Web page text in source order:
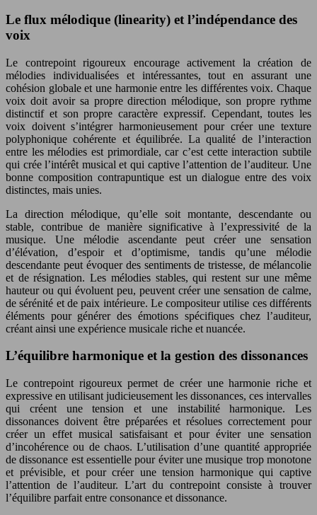
Le flux mélodique (linearity) et l’indépendance des
voix
Le contrepoint rigoureux encourage activement la création de
mélodies individualisées et intéressantes, tout en assurant une
cohésion globale et une harmonie entre les différentes voix. Chaque
voix doit avoir sa propre direction mélodique, son propre rythme
distinctif et son propre caractère expressif. Cependant, toutes les
voix doivent s’intégrer harmonieusement pour créer une texture
polyphonique cohérente et équilibrée. La qualité de l’interaction
entre les mélodies est primordiale, car c’est cette interaction subtile
qui crée l’intérêt musical et qui captive l’attention de l’auditeur. Une
bonne composition contrapuntique est un dialogue entre des voix
distinctes, mais unies.
La direction mélodique, qu’elle soit montante, descendante ou
stable, contribue de manière significative à l’expressivité de la
musique. Une mélodie ascendante peut créer une sensation
d’élévation, d’espoir et d’optimisme, tandis qu’une mélodie
descendante peut évoquer des sentiments de tristesse, de mélancolie
et de résignation. Les mélodies stables, qui restent sur une même
hauteur ou qui évoluent peu, peuvent créer une sensation de calme,
de sérénité et de paix intérieure. Le compositeur utilise ces différents
éléments pour générer des émotions spécifiques chez l’auditeur,
créant ainsi une expérience musicale riche et nuancée.
L’équilibre harmonique et la gestion des dissonances
Le contrepoint rigoureux permet de créer une harmonie riche et
expressive en utilisant judicieusement les dissonances, ces intervalles
qui créent une tension et une instabilité harmonique. Les
dissonances doivent être préparées et résolues correctement pour
créer un effet musical satisfaisant et pour éviter une sensation
d’incohérence ou de chaos. L’utilisation d’une quantité appropriée
de dissonance est essentielle pour éviter une musique trop monotone
et prévisible, et pour créer une tension harmonique qui captive
l’attention de l’auditeur. L’art du contrepoint consiste à trouver
l’équilibre parfait entre consonance et dissonance.